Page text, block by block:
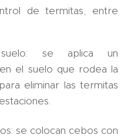
de termitas, entre
se aplica un
el suelo que rodea la
eliminar las termitas
se colocan cebos con